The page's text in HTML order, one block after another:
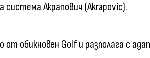
система Акрапович (Akrapovic).
обикновен Golf и разполага с